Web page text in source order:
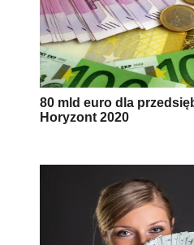
80 mld euro dla
Horyzont 2020